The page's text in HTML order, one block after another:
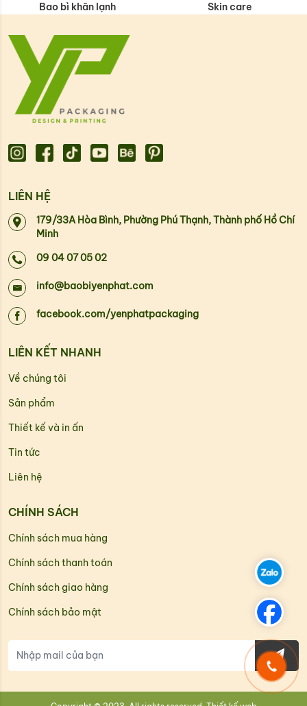
Bao bì khăn lạnh Skin care
LIÊN HỆ
179/33A Hòa Bình, Phường Phú Thạnh, Thành phố Hồ Chí
Minh
09 04 07 05 02
info@baobiyenphat.com
facebook.com/yenphatpackaging
LIÊN KẾT NHANH
Về chúng tôi
Sản phẩm
Thiết kế và in ấn
Tin tức
Liên hệ
CHÍNH SÁCH
Chính sách mua hàng
Chính sách thanh toán
Chính sách giao hàng
Chính sách bảo mật